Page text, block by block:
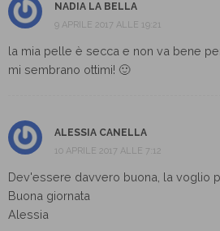
NADIA LA BELLA
9 APRILE 2017 ALLE 19:21
la mia pelle è secca e non va bene
mi sembrano ottimi! 🙂
ALESSIA CANELLA
10 APRILE 2017 ALLE 7:12
Dev'essere davvero buona, la voglio
Buona giornata
Alessia